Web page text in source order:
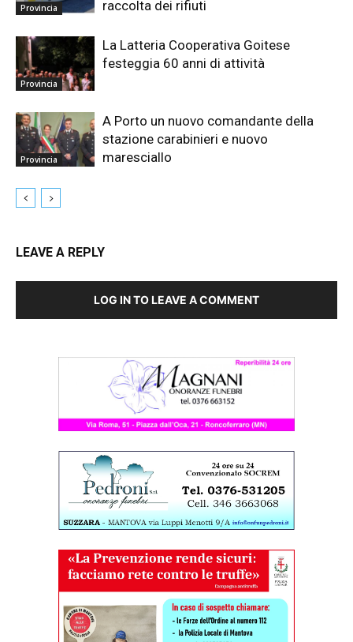
Provincia raccolta dei rifiuti
Provincia
La Latteria Cooperativa Goitese
festeggia 60 anni di attività
Provincia
A Porto un nuovo comandante della
stazione carabinieri e nuovo
maresciallo
LEAVE A REPLY
LOG IN TO LEAVE A COMMENT